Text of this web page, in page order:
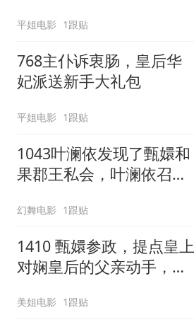
平姐电影 1跟贴
768主仆诉衷肠，皇后华
妃派送新手大礼包
平姐电影 1跟贴
1043叶澜依发现了甄嬛和
果郡王私会，叶澜依召集
幻舞电影 1跟贴
1410 甄嬛参政，提点皇上
对娴皇后的父亲动手，且
美姐电影 1跟贴